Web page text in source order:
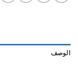
الوصف